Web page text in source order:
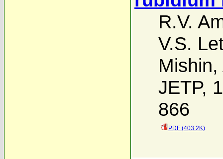
R.V.
V.S.
Mishin,
JETP,
866
PDF (403.2K)